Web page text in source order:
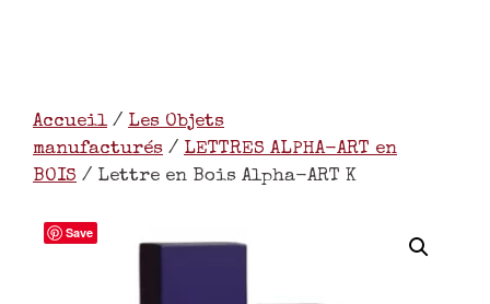
Accueil/ Les Objets
manufacturés / LETTRES ALPHA-ART en
BOIS / Lettre en Bois Alpha-ART K
Save